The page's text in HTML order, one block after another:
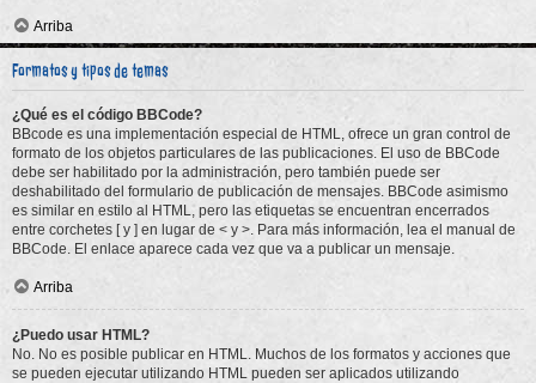
Arriba
Formatos y tipos de temas
¿Qué es el código BBCode?
BBcode es una implementación especial de HTML, ofrece un gran control de
formato de los objetos particulares de las publicaciones. El uso de BBCode
debe ser habilitado por la administración, pero también puede ser
deshabilitado del formulario de publicación de mensajes. BBCode asimismo
es similar en estilo al HTML, pero las etiquetas se encuentran encerrados
entre corchetes [ y ] en lugar de < y >. Para más información, lea el manual de
BBCode. El enlace aparece cada vez que va a publicar un mensaje.
Arriba
¿Puedo usar HTML?
No. No es posible publicar en HTML. Muchos de los formatos y acciones que
se pueden ejecutar utilizando HTML pueden ser aplicados utilizando